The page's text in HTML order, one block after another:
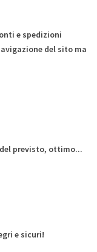
e spedizioni
del sito ma
previsto, ottimo...
e sicuri!